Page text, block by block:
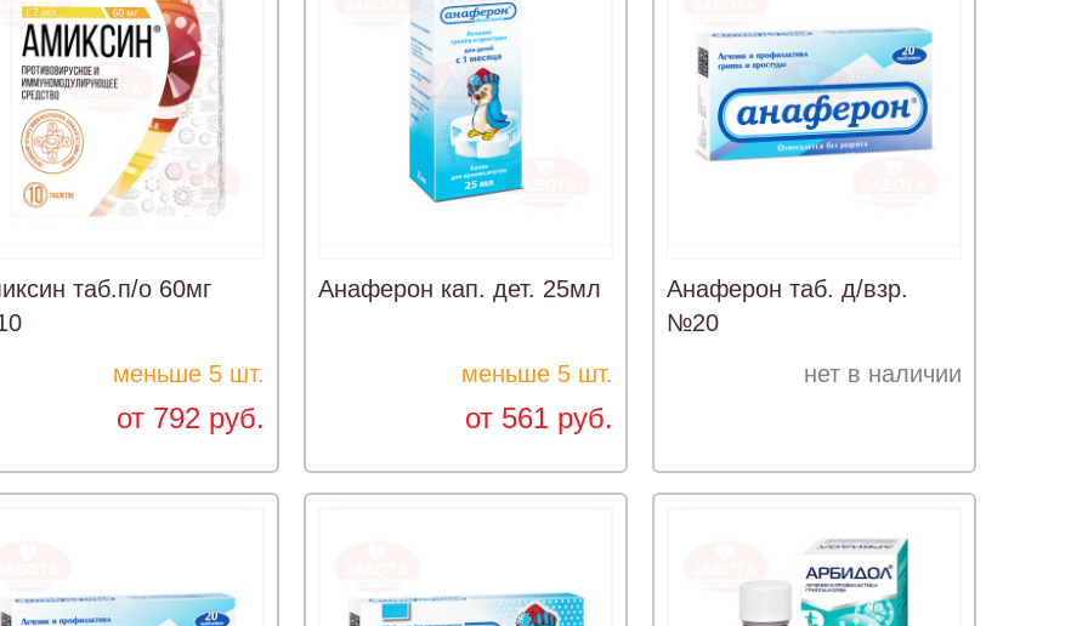
таб.п/о 60мг
меньше 5 шт.
от 792 руб.
Анаферон кап. дет. 25мл
меньше 5 шт.
от 561 руб.
Анаферон таб. д/взр.
№20
нет в наличии